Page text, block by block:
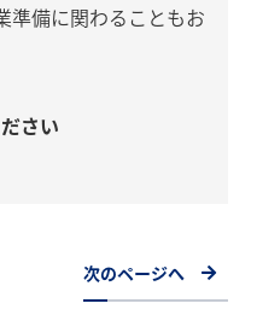
準備に関わることもお
さい
次のページへ